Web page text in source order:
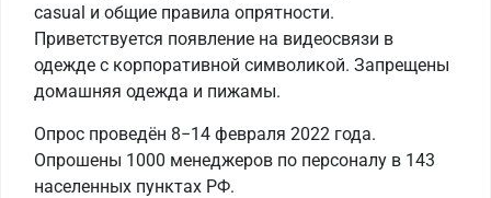
casual и общие правила опрятности.
Приветствуется появление на видеосвязи в
одежде с корпоративной символикой. Запрещены
домашняя одежда и пижамы.
Опрос проведён 8−14 февраля 2022 года.
Опрошены 1000 менеджеров по персоналу в 143
населенных пунктах РФ.